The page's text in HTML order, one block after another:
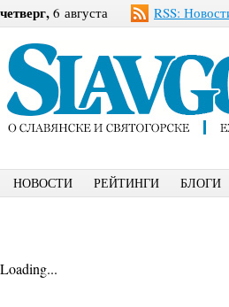
четверг, 6 августа RSS:
НОВОСТИ РЕЙТИНГИ БЛОГИ
Loading...